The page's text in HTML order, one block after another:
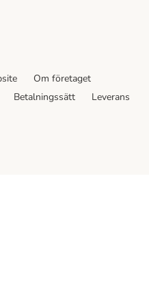
Om företaget
Betalningssätt
Leverans